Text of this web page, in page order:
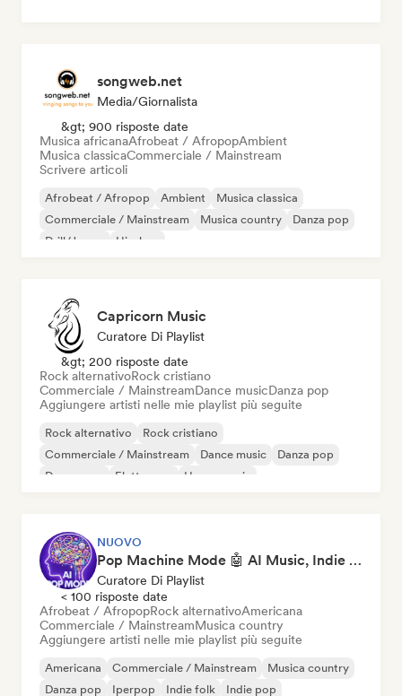
songweb.net
Media/Giornalista
&gt; 900 risposte date
Musica africanaAfrobeat / AfropopAmbient
Musica classicaCommerciale / Mainstream
Scrivere articoli
Afrobeat / Afropop Ambient
Musica classica
Commerciale / Mainstream
Musica country
Danza pop
Drill/Jersey
Hip-hop
Capricorn Music
Curatore Di Playlist
&gt; 200 risposte date
Rock alternativoRock cristiano
Commerciale / MainstreamDance musicDanza pop
Aggiungere artisti nelle mie playlist più seguite
Rock alternativo
Rock cristiano
Commerciale / Mainstream
Dance music
Danza pop
Dream pop
Elettropop House music
NUOVO
Pop Machine Mode 🤖 AI Music, Indie Pop & Dream Pop
Curatore Di Playlist
< 100 risposte date
Afrobeat / AfropopRock alternativoAmericana
Commerciale / MainstreamMusica country
Aggiungere artisti nelle mie playlist più seguite
Americana Commerciale / Mainstream
Musica country
Danza pop
Iperpop Indie folk Indie pop